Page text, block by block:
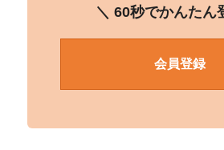
＼ 60秒でかんたん
会員登録